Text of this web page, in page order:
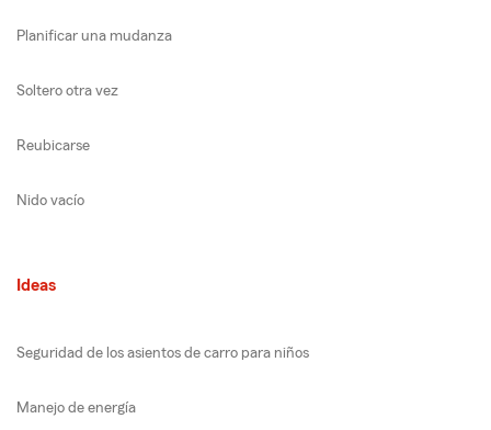
Planificar una mudanza
Soltero otra vez
Reubicarse
Nido vacío
Ideas
Seguridad de los asientos de carro para niños
Manejo de energía